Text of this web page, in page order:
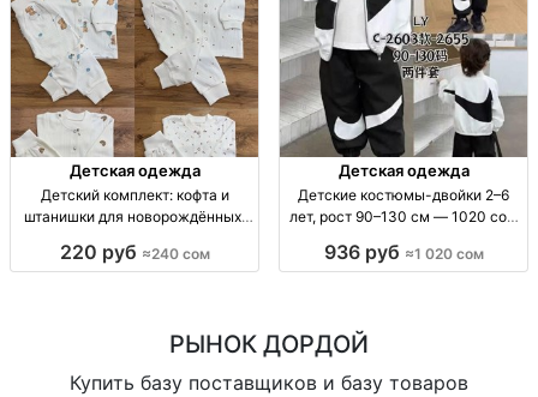
Детская одежда
Детский комплект: кофта и
штанишки для новорождённых,
комплект 2 пр.: кофта + штаны, р-
220 руб ≈240 сом
Детская одежда
Детские костюмы-двойки 2–6
лет, рост 90–130 см — 1020 сом
рост 90–130 см, пр-во Китай.
936 руб ≈1 020 сом
РЫНОК ДОРДОЙ
Купить базу поставщиков и базу товаров